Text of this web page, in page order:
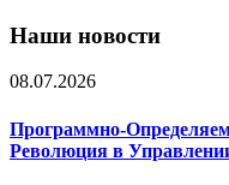
Наши новости
08.07.2026
Программно-
Революция в